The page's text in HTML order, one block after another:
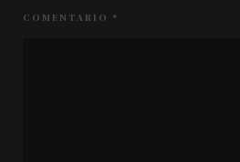
COMENTARIO *